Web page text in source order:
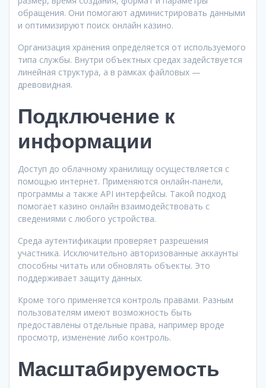
обращения. Они помогают администрировать данными
и оптимизируют поиск онлайн казино.
Организация хранения определяется от используемого
типа службы. Внутри объектных средах задействуется
линейная структура, а в рамках файловых —
древовидная.
Подключение к
информации
Доступ до облачному хранилищу осуществляется с
помощью интернет. Применяются онлайн-панели,
программы а также API интерфейсы. Такой подход
помогает казино онлайн взаимодействовать с
сведениями с любого устройства.
Среда аутентификации проверяет разрешения
участника. Исключительно авторизованные аккаунты
способны читать или обновлять объекты. Это
поддерживает защиту данных.
Кроме того применяется контроль правами. Разным
пользователям имеют возможность быть
предоставлены отдельные права, например вроде
просмотр, изменение либо контроль.
Масштабируемость